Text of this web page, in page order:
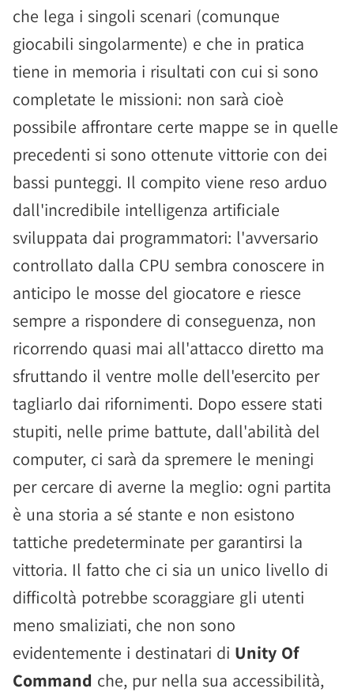
che lega i singoli scenari (comunque
giocabili singolarmente) e che in pratica
tiene in memoria i risultati con cui si sono
completate le missioni: non sarà cioè
possibile affrontare certe mappe se in quelle
precedenti si sono ottenute vittorie con dei
bassi punteggi. Il compito viene reso arduo
dall'incredibile intelligenza artificiale
sviluppata dai programmatori: l'avversario
controllato dalla CPU sembra conoscere in
anticipo le mosse del giocatore e riesce
sempre a rispondere di conseguenza, non
ricorrendo quasi mai all'attacco diretto ma
sfruttando il ventre molle dell'esercito per
tagliarlo dai rifornimenti. Dopo essere stati
stupiti, nelle prime battute, dall'abilità del
computer, ci sarà da spremere le meningi
per cercare di averne la meglio: ogni partita
è una storia a sé stante e non esistono
tattiche predeterminate per garantirsi la
vittoria. Il fatto che ci sia un unico livello di
difficoltà potrebbe scoraggiare gli utenti
meno smaliziati, che non sono
evidentemente i destinatari di Unity Of
Command che, pur nella sua accessibilità,